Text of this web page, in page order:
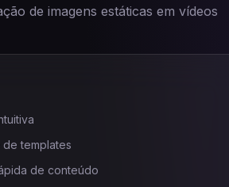
de imagens estáticas em vídeos
templates
de conteúdo